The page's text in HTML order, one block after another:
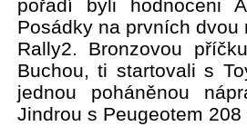
pořadí byli hodnoceni
Posádky na prvních
Rally2. Bronzovou
Buchou, ti startovali s
jednou poháněnou
Jindrou s Peugeotem 208